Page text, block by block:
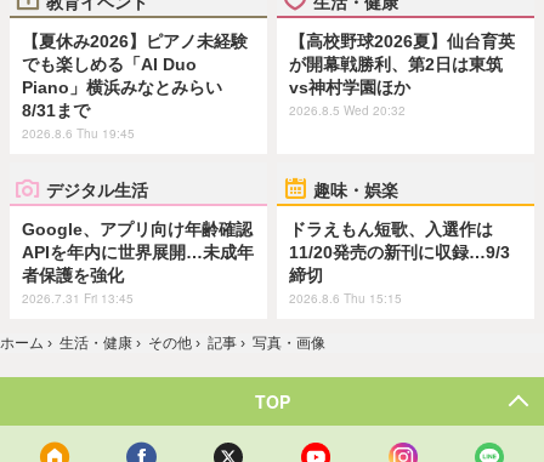
【夏休み2026】ピアノ未経験
でも楽しめる「AI Duo
Piano」横浜みなとみらい
8/31まで
2026.8.6 Thu 19:45
【高校野球2026夏】仙台育英
が開幕戦勝利、第2日は東筑
vs神村学園ほか
2026.8.5 Wed 20:32
デジタル生活
Google、アプリ向け年齢確認
APIを年内に世界展開…未成年
者保護を強化
2026.7.31 Fri 13:45
趣味・娯楽
ドラえもん短歌、入選作は
11/20発売の新刊に収録…9/3
締切
2026.8.6 Thu 15:15
ホーム › 生活・健康 › その他 › 記事 › 写真・画像
TOP